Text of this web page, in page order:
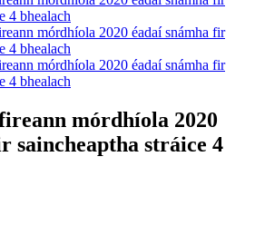
mórdhíola 2020
saincheaptha stráice 4